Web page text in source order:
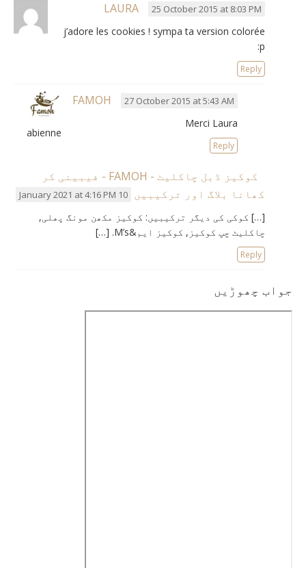
LAURA 25 October 2015 at 8:03 PM
j’adore les cookies ! sympa ta version colorée
:p
Reply
Fabienne
FAMOH 27 October 2015 at 5:43 AM
Merci Laura
Reply
کوکیز ڈبل چاکلیٹ - FAMOH - فیبینی کر
کھانا بلاگ اور ترکیبیں 10 January 2021 at 4:16 PM
[…] کوکی کی دیگر ترکیبیں: کوکیز مکھن مونگ پھلی,
چاکلیٹ چپ کوکیز, کوکیز ایم&M’s. […]
Reply
جواب چھوڑیں